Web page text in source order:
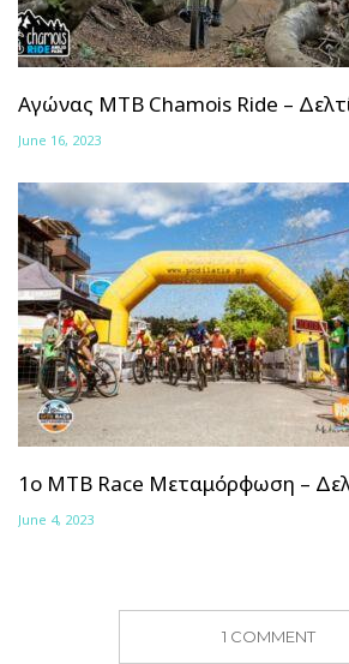
Αγώνας ΜΤΒ Chamois Ride –
June 16, 2023
1o MTB Race Μεταμόρφωση –
June 4, 2023
1 COMMENT